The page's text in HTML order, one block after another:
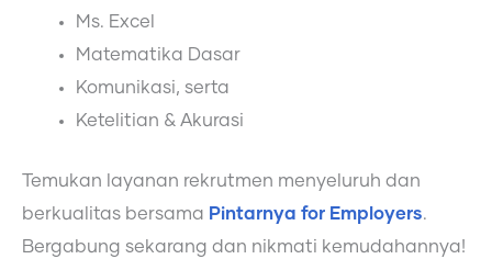
Ms. Excel
Matematika Dasar
Komunikasi, serta
Ketelitian & Akurasi
Temukan layanan rekrutmen menyeluruh dan
berkualitas bersama Pintarnya for Employers.
Bergabung sekarang dan nikmati kemudahannya!